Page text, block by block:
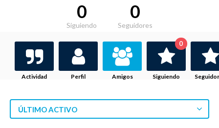
0
Siguiendo
0
Seguidores
Actividad Perfil Amigos Siguiendo
0
ÚLTIMO ACTIVO